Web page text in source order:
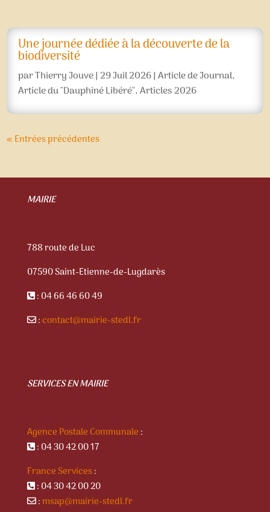
Une journée dédiée à la découverte de la
biodiversité
parThierry Jouve|29 Juil 2026|Article de Journal,
Article du "Dauphiné Libéré",Articles 2026
« Entrées précédentes
MAIRIE
788 route de Luc
07590 Saint-Etienne-de-Lugdarès
: 04 66 46 60 49
:contact@mairie-stedl.fr
SERVICES EN MAIRIE
Agence Postale Communale :
: 04 30 42 00 17
France Services:
: 04 30 42 00 20
:msap@mairie-stedl.fr